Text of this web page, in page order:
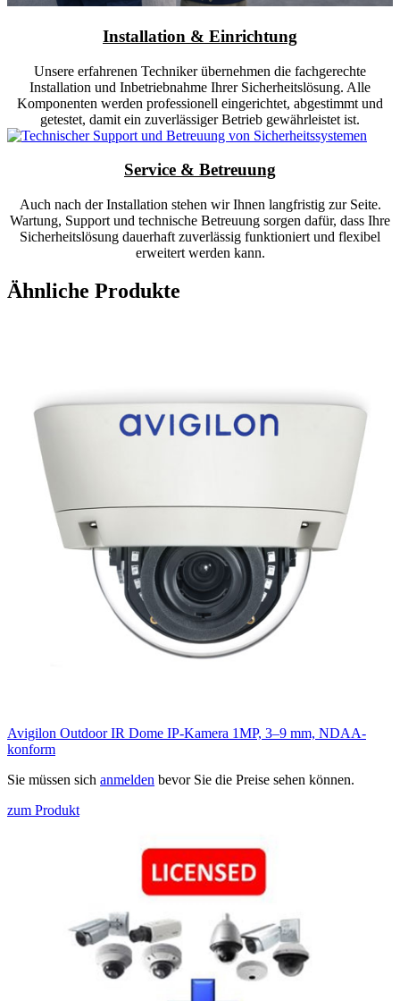
Installation & Einrichtung
Unsere erfahrenen Techniker übernehmen die fachgerechte
Installation und Inbetriebnahme Ihrer Sicherheitslösung. Alle
Komponenten werden professionell eingerichtet, abgestimmt und
getestet, damit ein zuverlässiger Betrieb gewährleistet ist.
Service & Betreuung
Auch nach der Installation stehen wir Ihnen langfristig zur Seite.
Wartung, Support und technische Betreuung sorgen dafür, dass Ihre
Sicherheitslösung dauerhaft zuverlässig funktioniert und flexibel
erweitert werden kann.
Ähnliche Produkte
Avigilon Outdoor IR Dome IP-Kamera 1MP, 3–9 mm, NDAA-
konform
Sie müssen sich anmelden bevor Sie die Preise sehen können.
zum Produkt